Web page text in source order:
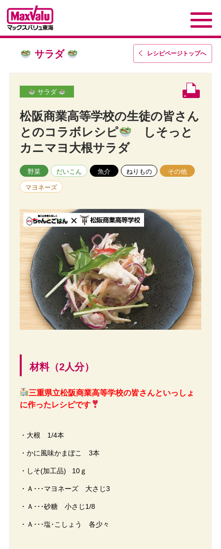
レシピページトップへ
サラダ
サラダ
松阪商業高等学校の生徒の皆さん
とのコラボレシピ
しそっと
カニマヨ大根サラダ
野菜 だいこん 魚介 ねりもの その他
マヨネーズ
材料（2人分）
三重県立松阪商業高等学校の皆さんといっしょ
に作ったレシピです
・大根 1/4本
・かに風味かまぼこ 3本
・しそ(加工品) 10ｇ
・Ａ･･･マヨネーズ 大さじ3
・Ａ･･･砂糖 小さじ1/8
・Ａ･･･塩･こしょう 各少々